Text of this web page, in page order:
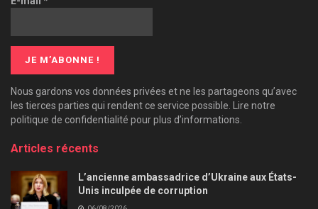
Nous gardons vos données privées et ne les partageons qu’avec
les tierces parties qui rendent ce service possible. Lire notre
politique de confidentialité pour plus d’informations.
Articles récents
L’ancienne ambassadrice d’Ukraine aux États-
Unis inculpée de corruption